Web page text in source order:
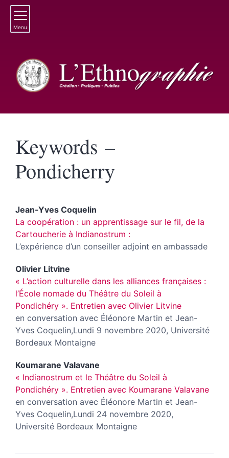
Menu
Keywords –
Pondicherry
Jean-Yves Coquelin
La coopération : un apprentissage sur le fil, de la
Cartoucherie à Indianostrum :
L’expérience d’un conseiller adjoint en ambassade
Olivier Litvine
« L’action culturelle dans les alliances françaises :
l’École nomade du Théâtre du Soleil à
Pondichéry ». Entretien avec Olivier Litvine
en conversation avec Éléonore Martin et Jean-
Yves Coquelin,Lundi 9 novembre 2020, Université
Bordeaux Montaigne
Koumarane Valavane
« Indianostrum et le Théâtre du Soleil à
Pondichéry ». Entretien avec Koumarane Valavane
en conversation avec Éléonore Martin et Jean-
Yves Coquelin,Lundi 24 novembre 2020,
Université Bordeaux Montaigne